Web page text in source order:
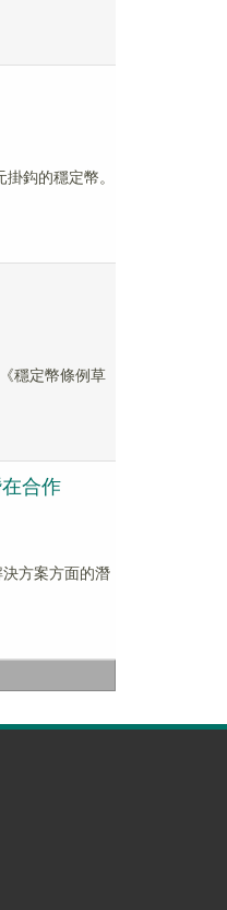
鈎的穩定幣。
穩定幣條例草
合作
方案方面的潛